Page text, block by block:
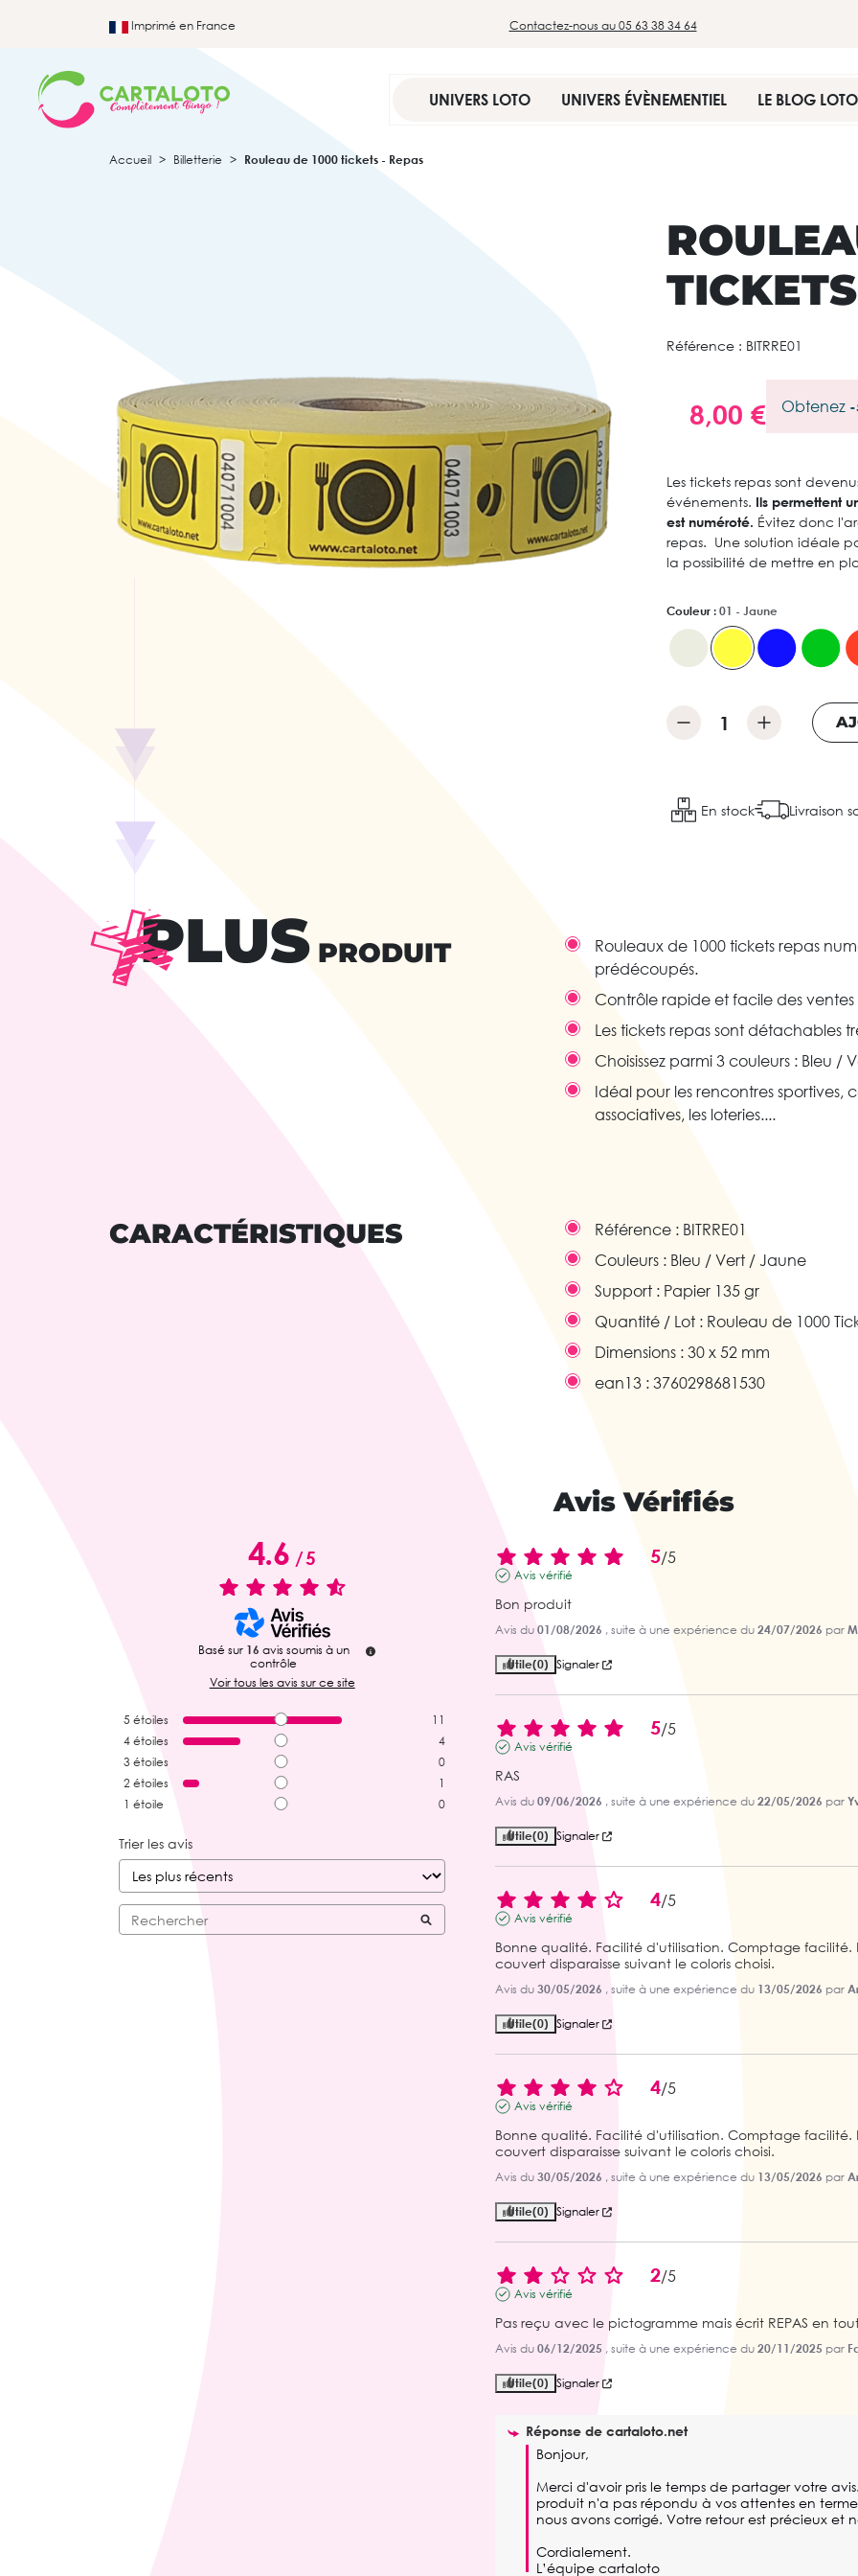
Imprimé en France Contactez-nous au 05 63 38 34 64
UNIVERS LOTO UNIVERS ÉVÈNEMENTIEL LE BLOG LOTO
Accueil Billetterie Rouleau de 1000 tickets - Repas
Référence : BITRRE01
8,00 € Obtenez
Les tickets repas sont
événements. Ils permettent
est numéroté. Évitez donc
repas. Une solution idéale
la possibilité de mettre en
Couleur : 01 - Jaune
En stock Livraison
PLUS PRODUIT
Rouleaux de 1000 tickets repas
prédécoupés.
Contrôle rapide et facile des ventes
Les tickets repas sont détachables
Choisissez parmi 3 couleurs : Bleu /
Idéal pour les rencontres sportives,
associatives, les loteries....
CARACTÉRISTIQUES Référence : BITRRE01
Couleurs : Bleu / Vert / Jaune
Support : Papier 135 gr
Quantité / Lot : Rouleau de 1000
Dimensions : 30 x 52 mm
ean13 : 3760298681530
Avis Vérifiés
4.6/5
Basé sur 16 avis soumis à un
contrôle
Voir tous les avis sur ce site
5 étoiles
11
4 étoiles
4
3 étoiles
0
2 étoiles
1
1 étoile 0
Trier les avis
5/5
Avis vérifié
Bon produit
Avis du 01/08/2026 , suite à une expérience du 24/07/2026 par
Utile(0) Signaler
5/5
Avis vérifié
RAS
Avis du 09/06/2026 , suite à une expérience du 22/05/2026 par
Utile(0) Signaler
4/5
Avis vérifié
Bonne qualité. Facilité d'utilisation. Comptage
couvert disparaisse suivant le coloris choisi.
Avis du 30/05/2026 , suite à une expérience du 13/05/2026 par
Utile(0) Signaler
4/5
Avis vérifié
Bonne qualité. Facilité d'utilisation. Comptage
couvert disparaisse suivant le coloris choisi.
Avis du 30/05/2026 , suite à une expérience du 13/05/2026 par
Utile(0) Signaler
2/5
Avis vérifié
Pas reçu avec le pictogramme mais écrit REPAS en
Avis du 06/12/2025 , suite à une expérience du 20/11/2025 par
Utile(0) Signaler
Réponse de cartaloto.net
Bonjour,
Merci d'avoir pris le temps de partager votre
produit n'a pas répondu à vos attentes en
nous avons corrigé. Votre retour est précieux
Cordialement.
L’équipe cartaloto